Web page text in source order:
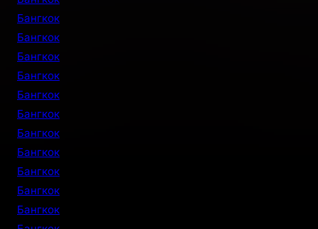
Бангкок
Бангкок
Бангкок
Бангкок
Бангкок
Бангкок
Бангкок
Бангкок
Бангкок
Бангкок
Бангкок